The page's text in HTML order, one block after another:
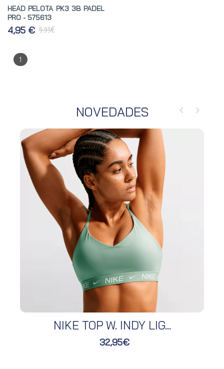
HEAD PELOTA PK3 3B PADEL
PRO - 575613
4,95 € 9,95€
1
NOVEDADES
NIKE TOP W. INDY LIG...
32,95€